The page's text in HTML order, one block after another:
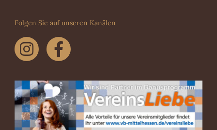
Folgen Sie auf unseren Kanälen